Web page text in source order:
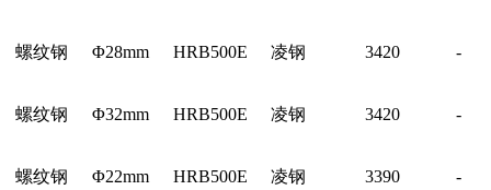
螺纹钢 Φ28mm HRB500E 凌钢 3420 -
螺纹钢 Φ32mm HRB500E 凌钢 3420 -
螺纹钢 Φ22mm HRB500E 凌钢 3390 -